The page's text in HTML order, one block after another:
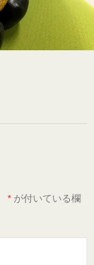
* が付いている欄